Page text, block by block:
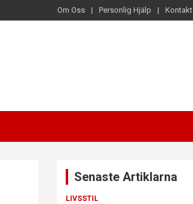
Om Oss Personlig Hjälp Kontakt
Senaste Artiklarna
LIVSSTIL